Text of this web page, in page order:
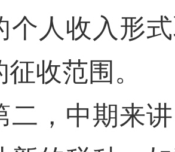
个人收入形
收范围。
中期来讲